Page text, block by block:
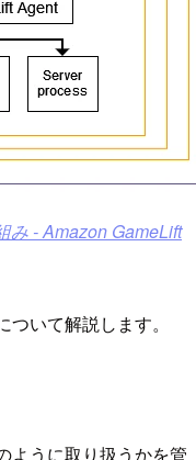
み - Amazon GameLift
いて解説します。
ように取り扱うかを管